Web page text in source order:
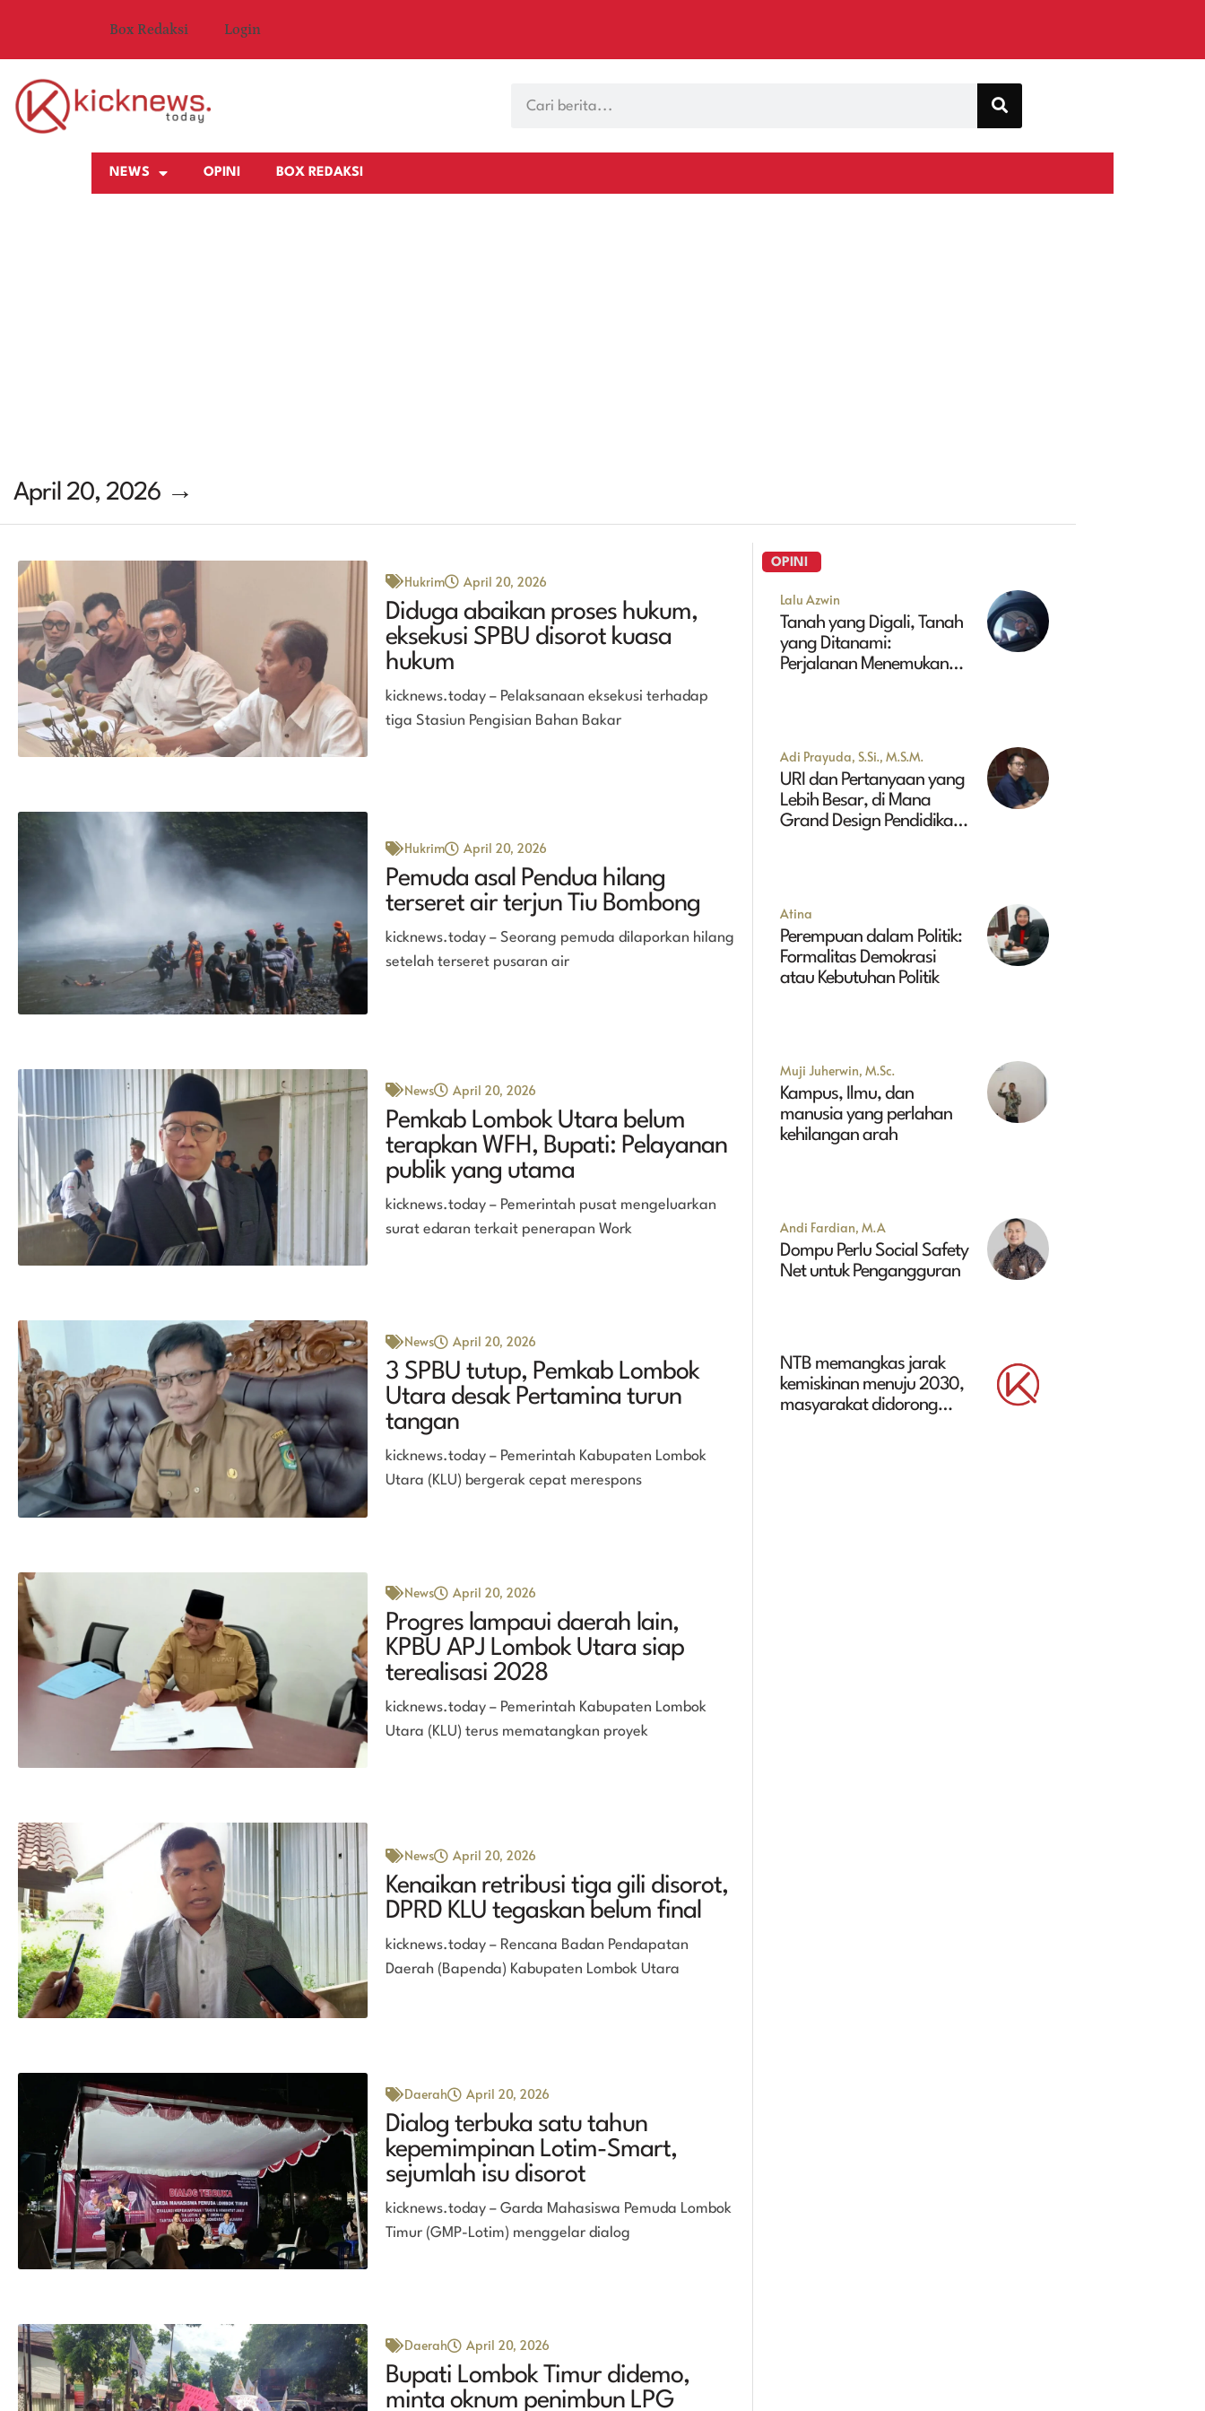
Box Redaksi Login
NEWS OPINI BOX REDAKSI
April 20, 2026 →
Hukrim April 20, 2026
Diduga abaikan proses hukum,
eksekusi SPBU disorot kuasa
hukum
kicknews.today – Pelaksanaan eksekusi terhadap
tiga Stasiun Pengisian Bahan Bakar
Hukrim April 20, 2026
Pemuda asal Pendua hilang
terseret air terjun Tiu Bombong
kicknews.today – Seorang pemuda dilaporkan hilang
setelah terseret pusaran air
News April 20, 2026
Pemkab Lombok Utara belum
terapkan WFH, Bupati: Pelayanan
publik yang utama
kicknews.today – Pemerintah pusat mengeluarkan
surat edaran terkait penerapan Work
News April 20, 2026
3 SPBU tutup, Pemkab Lombok
Utara desak Pertamina turun
tangan
kicknews.today – Pemerintah Kabupaten Lombok
Utara (KLU) bergerak cepat merespons
News April 20, 2026
Progres lampaui daerah lain,
KPBU APJ Lombok Utara siap
terealisasi 2028
kicknews.today – Pemerintah Kabupaten Lombok
Utara (KLU) terus mematangkan proyek
News April 20, 2026
Kenaikan retribusi tiga gili disorot,
DPRD KLU tegaskan belum final
kicknews.today – Rencana Badan Pendapatan
Daerah (Bapenda) Kabupaten Lombok Utara
Daerah April 20, 2026
Dialog terbuka satu tahun
kepemimpinan Lotim-Smart,
sejumlah isu disorot
kicknews.today – Garda Mahasiswa Pemuda Lombok
Timur (GMP-Lotim) menggelar dialog
Daerah April 20, 2026
Bupati Lombok Timur didemo,
minta oknum penimbun LPG
OPINI
Lalu Azwin
Tanah yang Digali, Tanah
yang Ditanami:
Perjalanan Menemukan
Adi Prayuda, S.Si., M.S.M.
URI dan Pertanyaan yang
Lebih Besar, di Mana
Grand Design Pendidikan
Atina
Perempuan dalam Politik:
Formalitas Demokrasi
atau Kebutuhan Politik
Muji Juherwin, M.Sc.
Kampus, Ilmu, dan
manusia yang perlahan
kehilangan arah
Andi Fardian, M.A
Dompu Perlu Social Safety
Net untuk Pengangguran
NTB memangkas jarak
kemiskinan menuju 2030,
masyarakat didorong